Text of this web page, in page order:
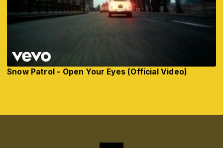
Snow Patrol - Open Your Eyes (Official Video)